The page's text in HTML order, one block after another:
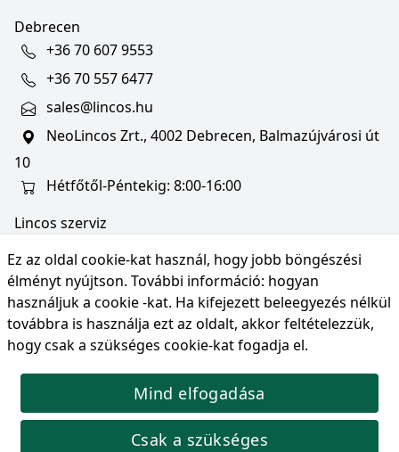
Ez az oldal cookie-kat használ, hogy jobb böngészési
élményt nyújtson. További információ: hogyan
használjuk a cookie -kat. Ha kifejezett beleegyezés nélkül
továbbra is használja ezt az oldalt, akkor feltételezzük,
hogy csak a szükséges cookie-kat fogadja el.
Mind elfogadása
Csak a szükséges
Debrecen
+36 70 607 9553
+36 70 557 6477
sales@lincos.hu
NeoLincos Zrt., 4002 Debrecen, Balmazújvárosi út
10
Hétfőtől-Péntekig: 8:00-16:00
Lincos szerviz
NeoLincos Zrt., 4002 Debrecen, Balmazújvárosi út
10
Nyitvatartás: hétfő-péntek 8:00-16:00
© Copyright 2026 NeoLincos Zrt., minden jog
fenntartva.